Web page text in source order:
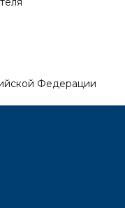
Федерации